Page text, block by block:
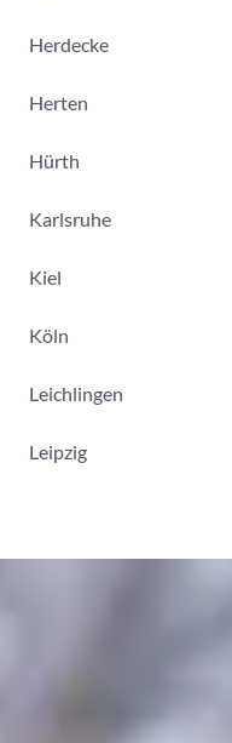
Herdecke
Herten
Hürth
Karlsruhe
Kiel
Köln
Leichlingen
Leipzig